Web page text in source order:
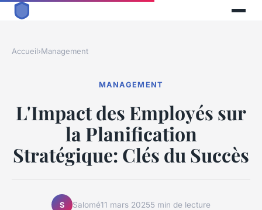
Accueil›Management
MANAGEMENT
L'Impact des Employés sur
la Planification
Stratégique: Clés du Succès
S Salomé11 mars 20255 min de lecture